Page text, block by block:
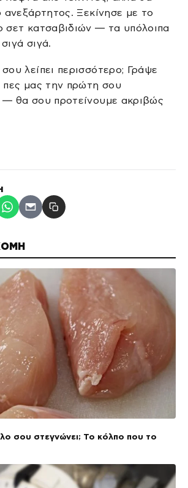
σου στεγνώνει; Το κόλπο που το
ανεξάρτητος. Ξεκίνησε με το
σετ κατσαβιδιών — τα υπόλοιπα
σιγά.
λείπει περισσότερο; Γράψε
πες μας την πρώτη σου
— θα σου προτείνουμε ακριβώς